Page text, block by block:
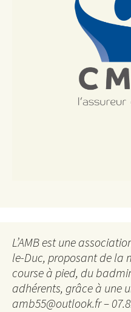
L’AMB est une
le-Duc, proposant de la
course à pied, du
adhérents, grâce à une
amb55@outlook.fr –